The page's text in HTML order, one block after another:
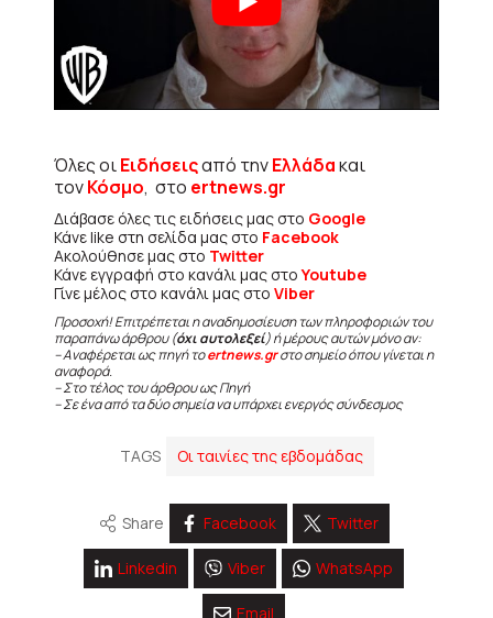
Όλες οιΕιδήσειςαπό τηνΕλλάδακαι
τονΚόσμο, στο ertnews.gr
Διάβασε όλες τις ειδήσεις μας στο Google
Κάνε like στη σελίδα μας στο Facebook
Ακολούθησε μας στο Twitter
Κάνε εγγραφή στο κανάλι μας στοYoutube
Γίνε μέλος στο κανάλι μας στο Viber
Προσοχή! Επιτρέπεται η αναδημοσίευση των πληροφοριών του
παραπάνω άρθρου (όχι αυτολεξεί) ή μέρους αυτών μόνο αν:
– Αναφέρεται ως πηγή τοertnews.grστο σημείο όπου γίνεται η
αναφορά.
– Στο τέλος του άρθρου ως Πηγή
– Σε ένα από τα δύο σημεία να υπάρχει ενεργός σύνδεσμος
TAGS Οι ταινίες της εβδομάδας
Share Facebook Twitter
Linkedin Viber WhatsApp
Email